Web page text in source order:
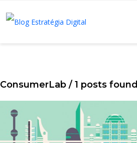
ConsumerLab / 1 posts found